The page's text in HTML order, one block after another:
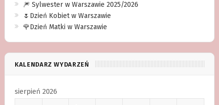
🎆 Sylwester w Warszawie 2025/2026
🌷Dzień Kobiet w Warszawie
🌹Dzień Matki w Warszawie
KALENDARZ WYDARZEŃ
sierpień 2026